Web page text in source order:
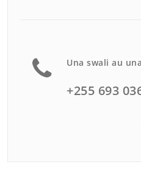
Una swali au
+255 693